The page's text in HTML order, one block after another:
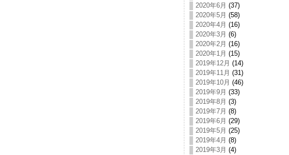
2020年6月 (37)
2020年5月 (58)
2020年4月 (16)
2020年3月 (6)
2020年2月 (16)
2020年1月 (15)
2019年12月 (14)
2019年11月 (31)
2019年10月 (46)
2019年9月 (33)
2019年8月 (3)
2019年7月 (8)
2019年6月 (29)
2019年5月 (25)
2019年4月 (8)
2019年3月 (4)